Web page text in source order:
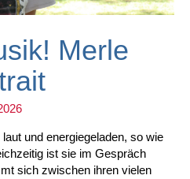
Merle
und energiegeladen, so wie
ist sie im Gespräch
sich zwischen ihren vielen